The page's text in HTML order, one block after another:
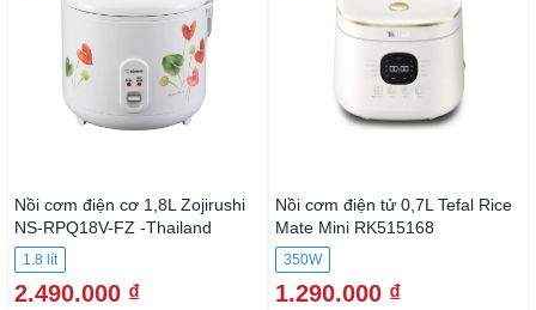
Nồi cơm điện cơ 1,8L Zojirushi
NS-RPQ18V-FZ -Thailand
1.8 lít
2.490.000 ₫
Nồi cơm điện tử 0,7L Tefal Rice
Mate Mini RK515168
350W
1.290.000 ₫